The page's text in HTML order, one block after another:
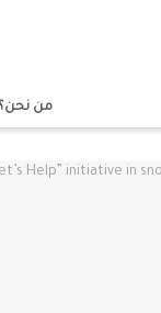
من نحن؟